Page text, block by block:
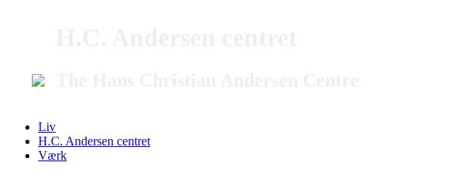
Liv
H.C. Andersen centret
Værk